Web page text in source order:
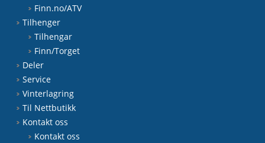
Finn.no/ATV
Tilhenger
Tilhengar
Finn/Torget
Deler
Service
Vinterlagring
Til Nettbutikk
Kontakt oss
Kontakt oss